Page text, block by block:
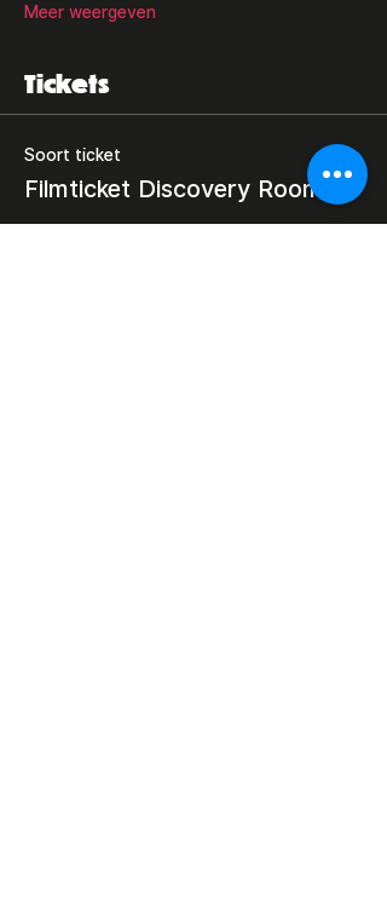
Meer weergeven
Tickets
Soort ticket
Filmticket Discovery Room